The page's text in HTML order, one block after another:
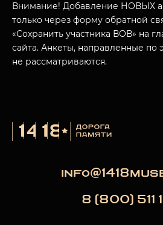
О НАС
Внимание! Добавление НОВЫХ
только через форму обратной
«Сохранить участника ВОВ» на
сайта. Анкеты, направленные по
не рассматриваются.
8 (800) 511